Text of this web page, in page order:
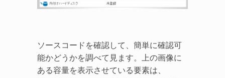
ソースコードを確認して、簡単に確認可
能かどうかを調べて見ます。上の画像に
ある容量を表示させている要素は、